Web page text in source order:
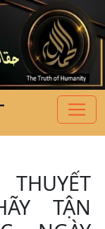
TẬN